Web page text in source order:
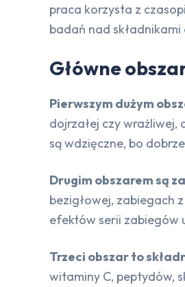
praca korzysta z
badań nad składnikami
Główne
Pierwszym dużym
dojrzałej czy
są wdzięczne, bo
Drugim obszarem są
bezigłowej, zabiegach
efektów serii zabiegów
Trzeci obszar to
witaminy C, peptydów,